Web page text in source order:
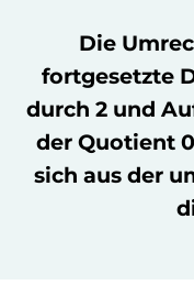
Die
fortgesetzte
durch 2 und
der Quotient
sich aus der